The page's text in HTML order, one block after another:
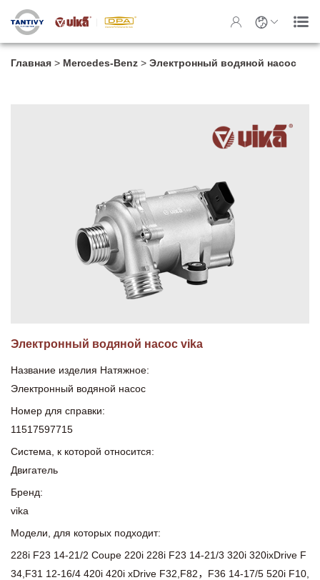
Главная > Mercedes-Benz > Электронный водяной насос
Электронный водяной насос vika
Название изделия Натяжное:
Электронный водяной насос
Номер для справки:
11517597715
Система, к которой относится:
Двигатель
Бренд:
vika
Модели, для которых подходит:
228i F23 14-21/2 Coupe 220i 228i F23 14-21/3 320i 320ixDrive F
34,F31 12-16/4 420i 420i xDrive F32,F82，F36 14-17/5 520i F10,